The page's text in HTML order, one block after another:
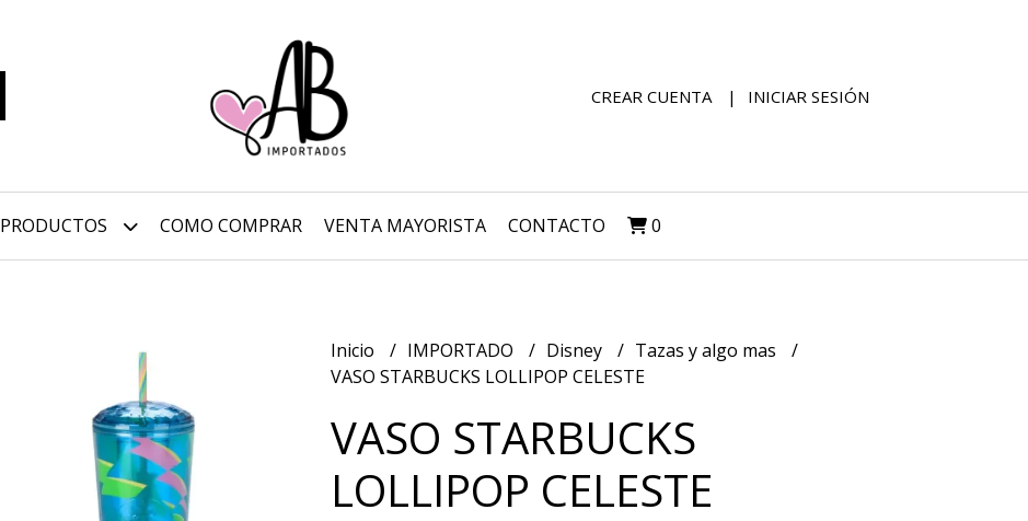
CREAR CUENTA INICIAR SESIÓN
PRODUCTOS COMO COMPRAR VENTA MAYORISTA CONTACTO 0
Inicio IMPORTADO Disney
Tazas y algo mas
VASO STARBUCKS LOLLIPOP CELESTE
VASO STARBUCKS
LOLLIPOP CELESTE